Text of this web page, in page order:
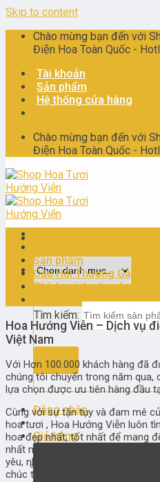
Skip to content
Chào mừng bạn đến với
Điện Hoa Toàn Quốc -
Tài khoản
Sản phẩm
Hệ thống cửa hàng
Chào mừng bạn đến với
Điện Hoa Toàn Quốc -
Tìm kiếm:
Đăng nhập
Giỏ hàng
Sản phẩm
Câu Hỏi Thường Gặp
Chính sách vận chuyển
Hoa Hướng Viễn – Dịch vụ
Việt Nam
Với Hơn 100.000 khách hàng đã
chúng tôi chuyển trong năm
lựa chọn được ưu tiên hàng đầu
Cùng với sự tận tụy và đam mê
hoa tươi , Hoa Hướng Viễn luôn
hoa đẹp nhất, tốt nhất để mang
nhất mà quý khách hàng có thể
yêu, những người bạn, những đối
chúc tốt đẹp nhất.